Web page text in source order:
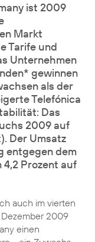
ist 2009
Markt
Tarife und
Unternehmen
gewinnen
als der
Telefónica
Das
2009 auf
Der Umsatz
entgegen dem
Prozent auf
auch im vierten
2009
einen